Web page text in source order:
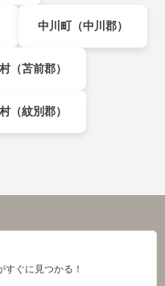
中川町（中川郡）
（苫前郡）
（紋別郡）
すぐに見つかる！